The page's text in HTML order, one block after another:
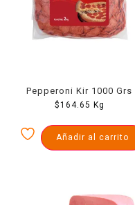
Pepperoni Kir 1000 Grs
$164.65 Kg
Añadir al carrito